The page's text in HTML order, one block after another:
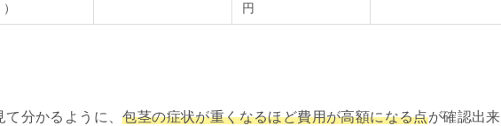
円
て分かるように、包茎の症状が重くなるほど費用が高額になる点が確認出来